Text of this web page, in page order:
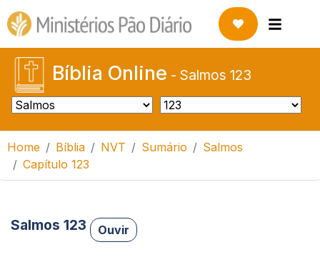
Bíblia Online - Salmos 123
Home Bíblia NVT Sumário
Salmos
Capítulo 123
Salmos 123 Ouvir